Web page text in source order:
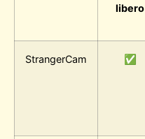
libero
StrangerCam ✅